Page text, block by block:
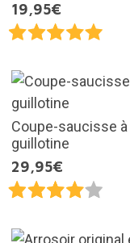
19,95€
Coupe-saucisse à
guillotine
29,95€